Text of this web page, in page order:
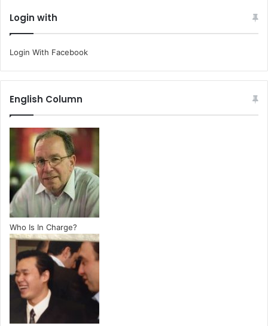
Login with
Login With Facebook
English Column
Who Is In Charge?